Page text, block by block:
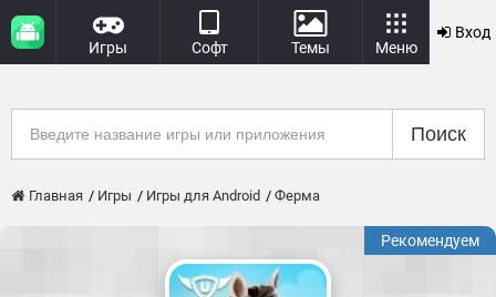
Игры Софт Темы Меню
Вход
Поиск
Главная Игры Игры для Android Ферма
Рекомендуем